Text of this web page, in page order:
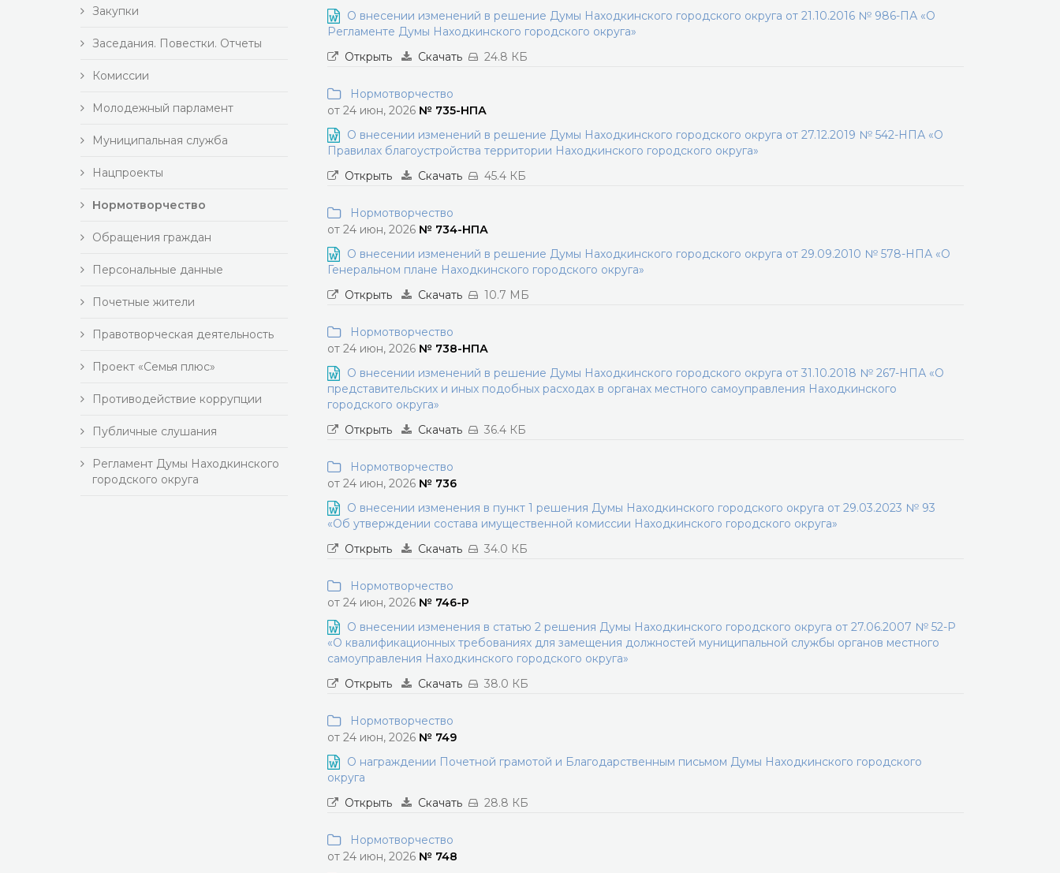
Закупки
Заседания. Повестки. Отчеты
Комиссии
Молодежный парламент
Муниципальная служба
Нацпроекты
Нормотворчество
Обращения граждан
Персональные данные
Почетные жители
Правотворческая деятельность
Проект «Семья плюс»
Противодействие коррупции
Публичные слушания
Регламент Думы Находкинского
городского округа
О внесении изменений в решение Думы Находкинского городского округа от 21.10.2016 № 986-ПА «О
Регламенте Думы Находкинского городского округа»
Открыть
Скачать 24.8 КБ
Нормотворчество
от 24 июн, 2026 № 735-НПА
О внесении изменений в решение Думы Находкинского городского округа от 27.12.2019 № 542-НПА «О
Правилах благоустройства территории Находкинского городского округа»
Открыть
Скачать 45.4 КБ
Нормотворчество
от 24 июн, 2026 № 734-НПА
О внесении изменений в решение Думы Находкинского городского округа от 29.09.2010 № 578-НПА «О
Генеральном плане Находкинского городского округа»
Открыть
Скачать 10.7 МБ
Нормотворчество
от 24 июн, 2026 № 738-НПА
О внесении изменений в решение Думы Находкинского городского округа от 31.10.2018 № 267-НПА «О
представительских и иных подобных расходах в органах местного самоуправления Находкинского
городского округа»
Открыть
Скачать 36.4 КБ
Нормотворчество
от 24 июн, 2026 № 736
О внесении изменения в пункт 1 решения Думы Находкинского городского округа от 29.03.2023 № 93
«Об утверждении состава имущественной комиссии Находкинского городского округа»
Открыть
Скачать 34.0 КБ
Нормотворчество
от 24 июн, 2026 № 746-Р
О внесении изменения в статью 2 решения Думы Находкинского городского округа от 27.06.2007 № 52-Р
«О квалификационных требованиях для замещения должностей муниципальной службы органов местного
самоуправления Находкинского городского округа»
Открыть
Скачать 38.0 КБ
Нормотворчество
от 24 июн, 2026 № 749
О награждении Почетной грамотой и Благодарственным письмом Думы Находкинского городского
округа
Открыть
Скачать 28.8 КБ
Нормотворчество
от 24 июн, 2026 № 748